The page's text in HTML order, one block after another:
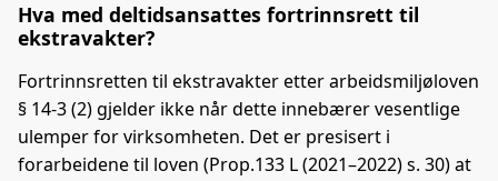
Hva med deltidsansattes fortrinnsrett til
ekstravakter?
Fortrinnsretten til ekstravakter etter arbeidsmiljøloven
§ 14-3 (2) gjelder ikke når dette innebærer vesentlige
ulemper for virksomheten. Det er presisert i
forarbeidene til loven (Prop.133 L (2021–2022) s. 30) at